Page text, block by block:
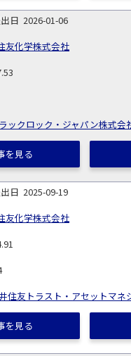
2026-01-06
友化学株式会社
ックロック・ジャパン株式会
を見る
2025-09-19
友化学株式会社
住友トラスト・アセットマネ
を見る